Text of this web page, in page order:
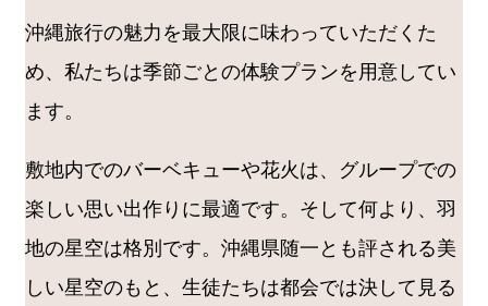
沖縄旅行の魅力を最大限に味わっていただくた
め、私たちは季節ごとの体験プランを用意してい
ます。
敷地内でのバーベキューや花火は、グループでの
楽しい思い出作りに最適です。そして何より、羽
地の星空は格別です。沖縄県随一とも評される美
しい星空のもと、生徒たちは都会では決して見る